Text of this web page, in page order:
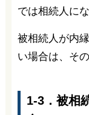
では相続人に
被相続人が内
い場合は、そ
1-3．被相